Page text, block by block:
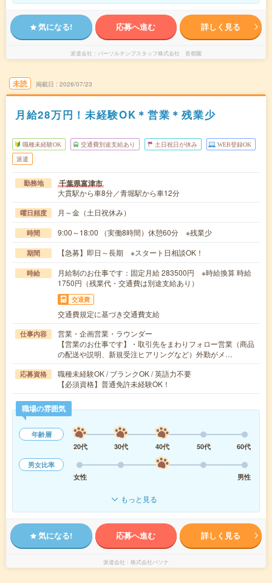
気になる! 応募へ進む 詳しく見る
派遣会社 パーソルテンプスタッフ株式会社 首都圏
未読 掲載日 2026/07/23
月給28万円！未経験OK＊営業＊残業少
職種未経験OK 交通費別途支給あり 土日祝日が休み WEB登録OK
派遣
勤務地 千葉県富津市
大貫駅から車8分／青堀駅から車12分
曜日頻度 月～金（土日祝休み）
時間 9:00～18:00 （実働8時間）休憩60分 ※残業少
期間 【急募】即日～長期 ※スタート日相談OK！
時給
月給制のお仕事です：固定月給 283500円 ※時給換算 時給
1750円（残業代・交通費は別途支給あり）
交通費
交通費規定に基づき交通費支給
仕事内容
営業・企画営業・ラウンダー
【営業のお仕事です】・取引先をまわりフォロー営業（商品
の配送や説明、新規受注ヒアリングなど）外勤がメ…
応募資格
職種未経験OK / ブランクOK / 英語力不要
【必須資格】普通免許未経験OK！
職場の雰囲気
年齢層
20代
30代 40代 50代
60代
男女比率
女性
男性
もっと見る
気になる! 応募へ進む 詳しく見る
派遣会社 株式会社パソナ